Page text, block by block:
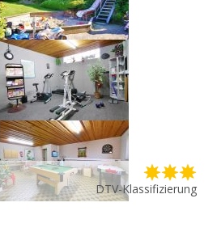
DTV-Klassifizierung